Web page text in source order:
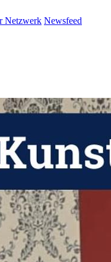
Netzwerk Newsfeed